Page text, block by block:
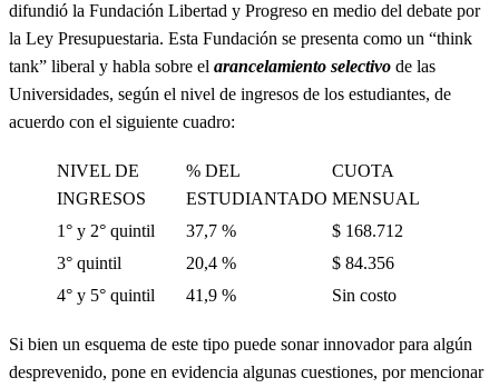
difundió la Fundación Libertad y Progreso en medio del debate por
la Ley Presupuestaria. Esta Fundación se presenta como un “think
tank” liberal y habla sobre el arancelamiento selectivo de las
Universidades, según el nivel de ingresos de los estudiantes, de
acuerdo con el siguiente cuadro:
NIVEL DE
INGRESOS
% DEL
ESTUDIANTADO
CUOTA
MENSUAL
1° y 2° quintil
37,7 %
$ 168.712
3° quintil
20,4 %
$ 84.356
4° y 5° quintil
41,9 % Sin costo
Si bien un esquema de este tipo puede sonar innovador para algún
desprevenido, pone en evidencia algunas cuestiones, por mencionar